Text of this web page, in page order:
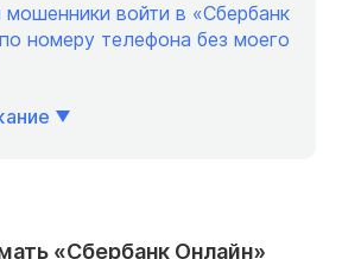
войти в «Сбербанк
номеру телефона без моего
«Сбербанк Онлайн»